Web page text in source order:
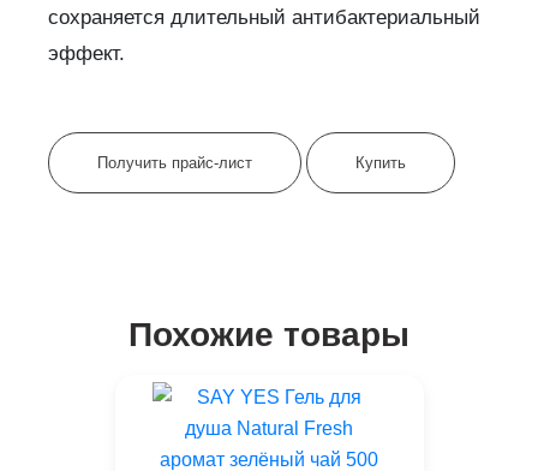
сохраняется длительный антибактериальный
эффект.
Получить прайс-лист Купить
Похожие товары